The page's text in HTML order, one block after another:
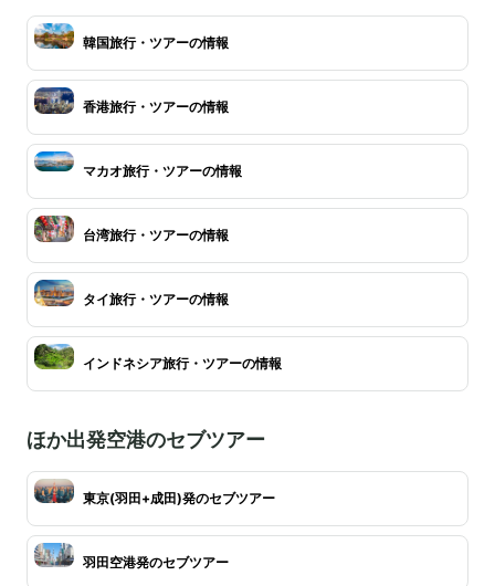
韓国旅行・ツアーの情報
香港旅行・ツアーの情報
マカオ旅行・ツアーの情報
台湾旅行・ツアーの情報
タイ旅行・ツアーの情報
インドネシア旅行・ツアーの情報
ほか出発空港のセブツアー
東京(羽田+成田)発のセブツアー
羽田空港発のセブツアー